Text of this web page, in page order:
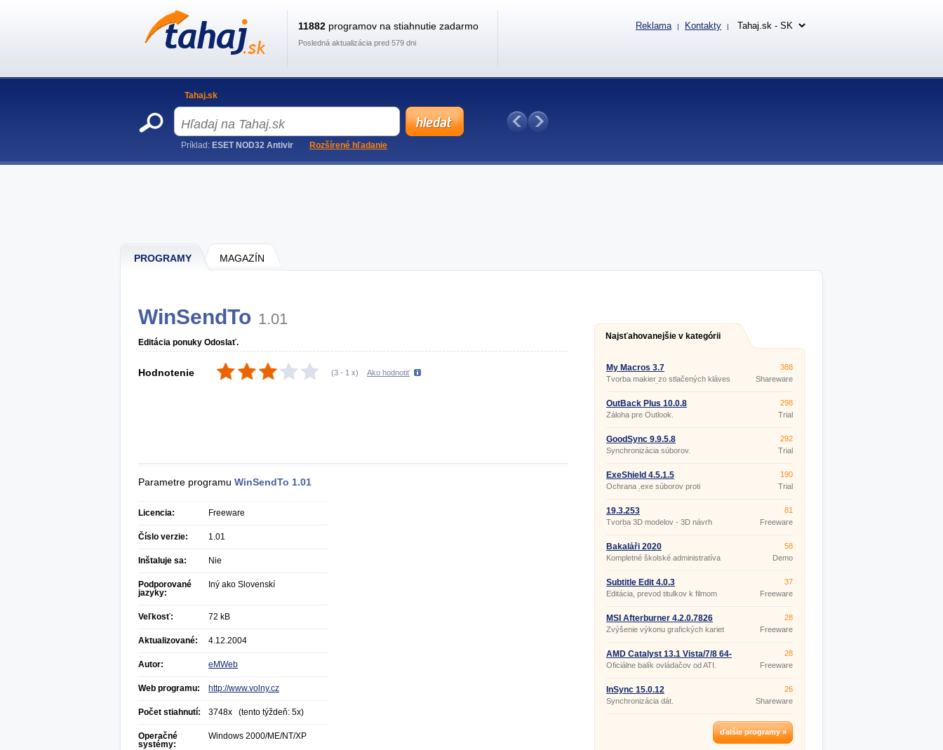
PROGRAMY MAGAZÍN
WinSendTo 1.01
Editácia ponuky Odoslať.
Hodnotenie (3 - 1 x) Ako hodnotiť
Parametre programu WinSendTo 1.01
Licencia: Freeware
Číslo verzie: 1.01
Inštaluje sa: Nie
Podporované
jazyky:
Iný ako Slovenskí
Veľkosť: 72 kB
Aktualizované: 4.12.2004
Autor: eMWeb
Web programu: http://www.volny.cz
Počet stiahnutí: 3748x (tento týždeň: 5x)
Operačné
systémy:
Windows 2000/ME/NT/XP
Najsťahovanejšie v kategórii
My Macros 3.7
Tvorba makier zo stlačených kláves
a pohybov myši.
388
Shareware
OutBack Plus 10.0.8
Záloha pre Outlook.
298
Trial
GoodSync 9.9.5.8
Synchronizácia súborov.
292
Trial
ExeShield 4.5.1.5
Ochrana .exe súborov proti
cracknutú.
190
Trial
19.3.253
Tvorba 3D modelov - 3D návrh
interiéru
81
Freeware
Bakaláři 2020
Kompletné školské administratíva
58
Demo
Subtitle Edit 4.0.3
Editácia, prevod titulkov k filmom
37
Freeware
MSI Afterburner 4.2.0.7826
Zvýšenie výkonu grafických kariet
28
Freeware
AMD Catalyst 13.1 Vista/7/8 64-
bit
Oficiálne balík ovládačov od ATI.
28
Freeware
InSync 15.0.12
Synchronizácia dát.
26
Shareware
ďalšie programy »
11882 programov na stiahnutie zadarmo
Posledná aktualizácia pred 579 dni
Reklama | Kontakty |
Tahaj.sk
Príklad: ESET NOD32 Antivir Rozšírené hľadanie